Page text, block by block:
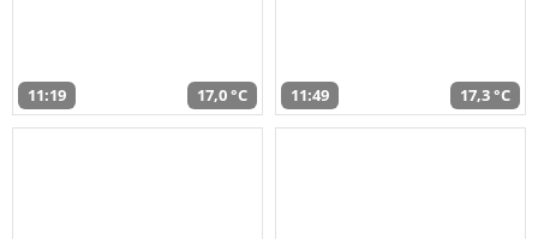
11:19 17,0 °C 11:49 17,3 °C